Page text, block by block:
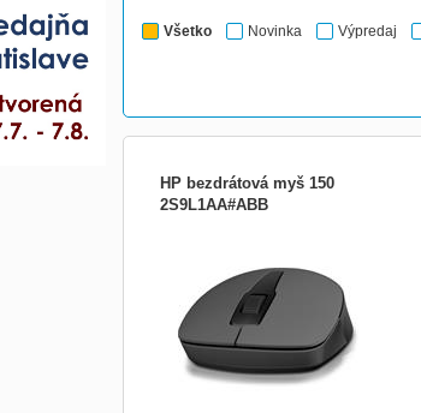
Všetko Novinka Výpredaj
HP bezdrátová myš 150
2S9L1AA#ABB
senzoru - 1600 dpi Rozměry - 10,3 x 6,1 x
3,4 cm Hmotnost - 50 g Baterie - 1x AA